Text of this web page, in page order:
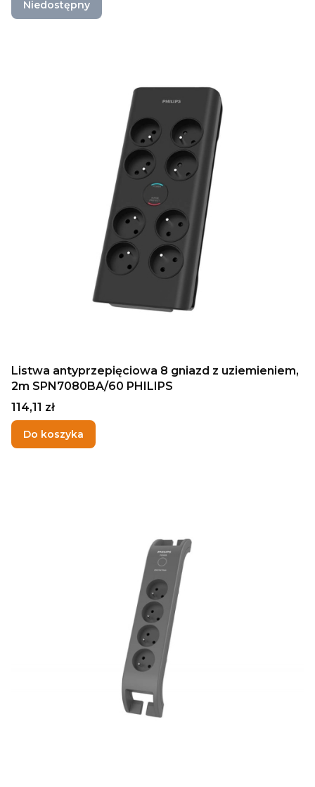
Niedostępny
Listwa antyprzepięciowa 8 gniazd z uziemieniem,
2m SPN7080BA/60 PHILIPS
Cena
114,11 zł
Do koszyka